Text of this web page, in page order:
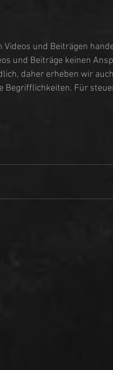
Videos und Beiträgen
und Beiträge keinen
daher erheben wir
Begrifflichkeiten. Für